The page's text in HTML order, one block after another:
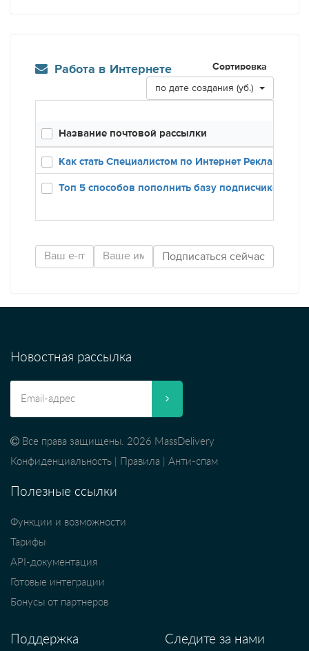
Работа в Интернете Сортировка
по дате создания (уб.)
Название почтовой рассылки
Как стать Специалистом по Интернет Рекламе
Топ 5 способов пополнить базу подписчиков
Новостная рассылка
Все права защищены. 2026 MassDelivery
Конфиденциальность
Правила Анти-спам
Полезные ссылки
Функции и возможности
Тарифы
API-документация
Готовые интеграции
Бонусы от партнеров
Поддержка Следите за нами